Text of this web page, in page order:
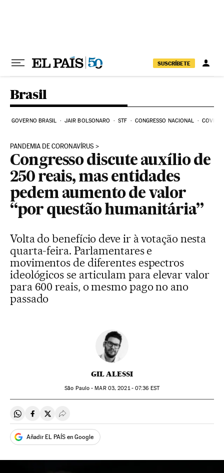
SUSCRÍBETE
Brasil
GOVERNO BRASIL JAIR BOLSONARO STF CONGRESSO NACIONAL COVID-
PANDEMIA DE CORONAVÍRUS
Congresso discute auxílio de
250 reais, mas entidades
pedem aumento de valor
“por questão humanitária”
Volta do benefício deve ir à votação nesta
quarta-feira. Parlamentares e
movimentos de diferentes espectros
ideológicos se articulam para elevar valor
para 600 reais, o mesmo pago no ano
passado
GIL ALESSI
São Paulo -MAR03, 2021 - 07:36 EST
Compartir en Whatsapp
Compartir en Facebook
Compartir en Twitter
Desplegar Redes Sociales
Añadir EL PAÍS en Google